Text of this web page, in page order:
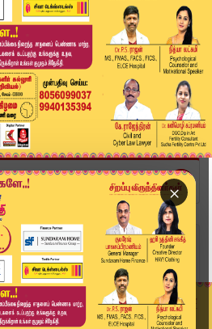
×
கத்தி - இபிஎஸ் வேதனை | EPS...